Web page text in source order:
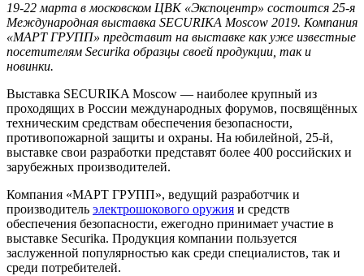
19-22 марта в московском ЦВК «Экспоцентр» состоится 25-я
Международная выставка SECURIKA Moscow 2019. Компания
«МАРТ ГРУПП» представит на выставке как уже известные
посетителям Securika образцы своей продукции, так и
новинки.
Выставка SECURIKA Moscow — наиболее крупный из
проходящих в России международных форумов, посвящённых
техническим средствам обеспечения безопасности,
противопожарной защиты и охраны. На юбилейной, 25-й,
выставке свои разработки представят более 400 российских и
зарубежных производителей.
Компания «МАРТ ГРУПП», ведущий разработчик и
производитель электрошокового оружия и средств
обеспечения безопасности, ежегодно принимает участие в
выставке Securika. Продукция компании пользуется
заслуженной популярностью как среди специалистов, так и
среди потребителей.